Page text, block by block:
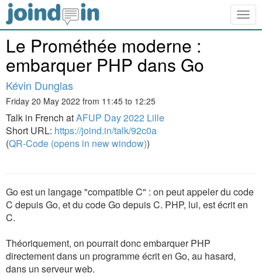
Le Prométhée moderne :
embarquer PHP dans Go
Kévin Dunglas
Friday 20 May 2022 from 11:45 to 12:25
Talk in French atAFUP Day 2022 Lille
Short URL: https://joind.in/talk/92c0a
(QR-Code (opens in new window))
Go est un langage "compatible C" : on peut appeler du code
C depuis Go, et du code Go depuis C. PHP, lui, est écrit en
C.
Théoriquement, on pourrait donc embarquer PHP
directement dans un programme écrit en Go, au hasard,
dans un serveur web.